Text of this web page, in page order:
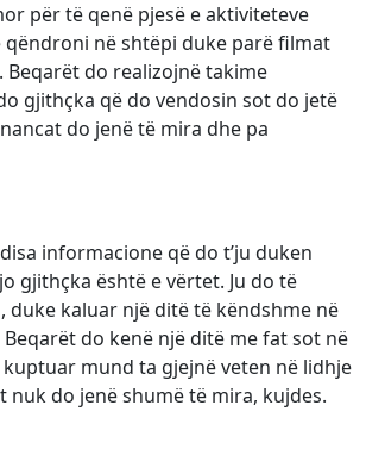
për të qenë pjesë e aktiviteteve
në shtëpi duke parë filmat
Beqarët do realizojnë takime
gjithçka që do vendosin sot do jetë
do jenë të mira dhe pa
informacione që do t’ju duken
gjithçka është e vërtet. Ju do të
duke kaluar një ditë të këndshme në
do kenë një ditë me fat sot në
mund ta gjejnë veten në lidhje
nuk do jenë shumë të mira, kujdes.